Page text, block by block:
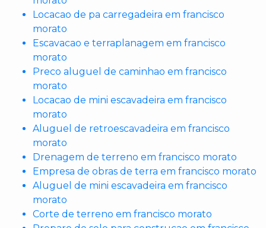
Locacao de pa carregadeira em francisco
morato
Escavacao e terraplanagem em francisco
morato
Preco aluguel de caminhao em francisco
morato
Locacao de mini escavadeira em francisco
morato
Aluguel de retroescavadeira em francisco
morato
Drenagem de terreno em francisco morato
Empresa de obras de terra em francisco morato
Aluguel de mini escavadeira em francisco
morato
Corte de terreno em francisco morato